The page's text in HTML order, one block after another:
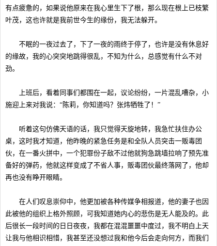
有点疲惫的，如果说他原来在我心里生下了根，那么现在根上已枝繁
叶茂，这也许就是我前世今生的缘份，我无法躲开。
不眠的一夜过去了，下了一夜的雨终于停了，也许是没有休息好
的缘故，我的心突突地跳得很乱，不知为什么，总感觉有什么不对
劲。
上班后，看着同事们都围在一起，议论纷纷，一片混乱嘈杂，小
施迎上来对我说：“陈莉，你知道吗？张炜牺牲了！”
听着这句仿佛天语的话，我只觉得天旋地转，我急忙扶住办公
桌，这时我才知道，他昨晚的紧急任务是和全队人员突击一贩毒团
伙，在一番火拼中，一个犯罪份子敌不过他就狗急跳墙拉响了预先准
备好的弹药，他就这样变成了不省人事，贩毒团伙最终落网了，他却
再也没有睁开眼睛。
在人们叹息崇仰中，他更加被各种传媒争相报道，他的妻子也因
此被他的组织上格外照顾，可我知道她内心的悲伤是无人能及的。此
后很长一段时间的日日夜夜，我都在混混噩噩中度过，我不明白上天
让我与他相识相惜，我甚至还没想过我和他今后会走向何方，而我们